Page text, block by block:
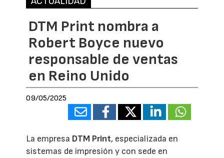
DTM Print nombra a
Robert Boyce nuevo
responsable de ventas
en Reino Unido
09/05/2025
La empresa DTM Print, especializada en
sistemas de impresión y con sede en